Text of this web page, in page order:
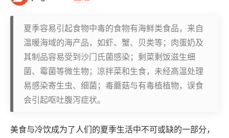
夏季容易引起食物中毒的食物有海鲜类食品，来自
温暖海域的海产品，如虾、蟹、贝类等；肉蛋奶及
其制品容易受到沙门氏菌感染；剩菜剩饭滋生细
菌、霉菌等微生物；凉拌菜和生食，未经高温处理
易感染寄生虫、细菌；毒蘑菇与有毒植植物，误食
会引起呕吐腹泻症状。
美食与冷饮成为了人们的夏季生活中不可或缺的一部分，